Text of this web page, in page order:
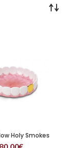
Holy Smokes